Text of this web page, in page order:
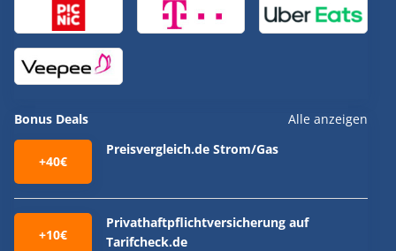
Bonus Deals Alle anzeigen
+40€
Preisvergleich.de Strom/Gas
+10€
Privathaftpflichtversicherung auf
Tarifcheck.de